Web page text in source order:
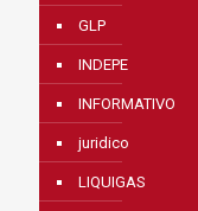
GLP
INDEPE
INFORMATIVO
juridico
LIQUIGAS